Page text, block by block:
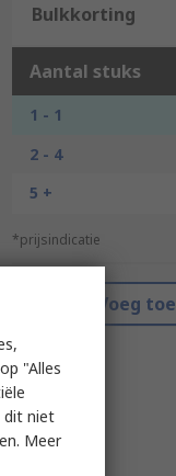
Bulkkorting
Aantal stuks
1 - 1
2 - 4
5 +
*prijsindicatie
Voeg
"Alles
dit niet
Meer